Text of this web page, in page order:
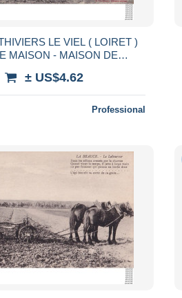
LE VIEL ( LOIRET )
MAISON - MAISON DE
- EN 1907
± US$4.62
Professional